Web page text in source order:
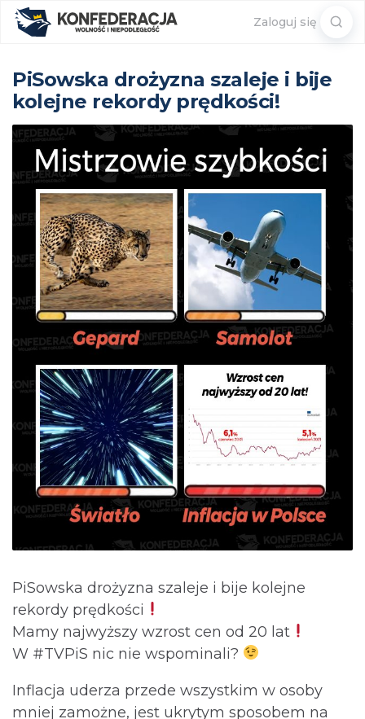
Zaloguj się
PiSowska drożyzna szaleje i bije
kolejne rekordy prędkości!
PiSowska drożyzna szaleje i bije kolejne
rekordy prędkości
Mamy najwyższy wzrost cen od 20 lat
W #TVPiS nic nie wspominali?
Inflacja uderza przede wszystkim w osoby
mniej zamożne, jest ukrytym sposobem na